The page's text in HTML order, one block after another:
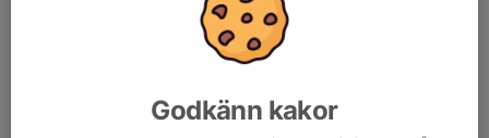
Godkänn kakor